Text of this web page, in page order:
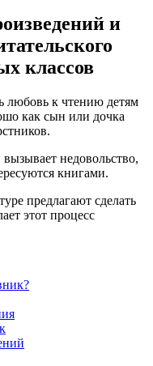
и
классов
любовь к чтению детям
как сын или дочка
недовольство,
книгами.
предлагают сделать
этот процесс